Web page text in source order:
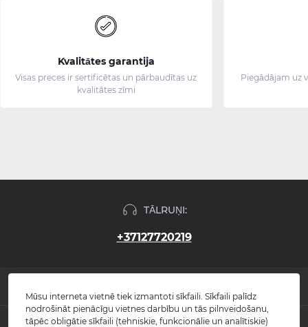
Kvalitātes garantija
Visas preces ir sertificētas un pārbaudītas uz
kvalitātes zīmi
Piegādājam uz
TĀLRUŅI:
+37127720219
Jaunumi
POPULĀRS
Mūsu interneta vietnē tiek izmantoti sīkfaili. Sīkfaili palīdz
nodrošināt pienācīgu vietnes darbību un tās pilnveidošanu,
tāpēc obligātie sīkfaili (tehniskie, funkcionālie un analītiskie)